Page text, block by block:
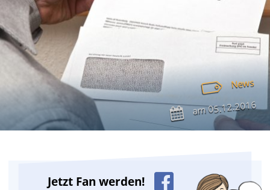
News
am05.12.2016
Jetzt Fan werden!